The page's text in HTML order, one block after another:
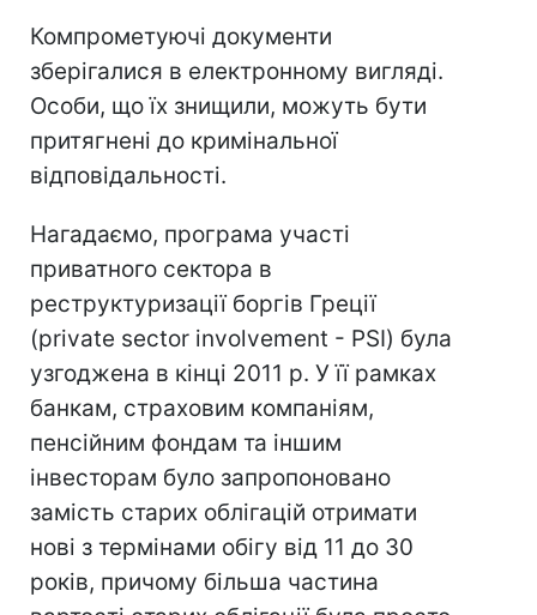
Компрометуючі документи
зберігалися в електронному вигляді.
Особи, що їх знищили, можуть бути
притягнені до кримінальної
відповідальності.
Нагадаємо, програма участі
приватного сектора в
реструктуризації боргів Греції
(private sector involvement - PSI) була
узгоджена в кінці 2011 р. У її рамках
банкам, страховим компаніям,
пенсійним фондам та іншим
інвесторам було запропоновано
замість старих облігацій отримати
нові з термінами обігу від 11 до 30
років, причому більша частина